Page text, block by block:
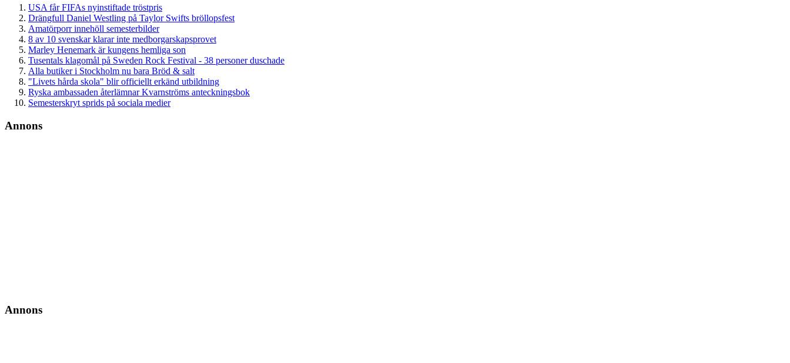
USA får FIFAs nyinstiftade tröstpris
Drängfull Daniel Westling på Taylor Swifts bröllopsfest
Amatörporr innehöll semesterbilder
8 av 10 svenskar klarar inte medborgarskapsprovet
Marley Henemark är kungens hemliga son
Tusentals klagomål på Sweden Rock Festival - 38 personer duschade
Alla butiker i Stockholm nu bara Bröd & salt
"Livets hårda skola" blir officiellt erkänd utbildning
Ryska ambassaden återlämnar Kvarnströms anteckningsbok
Semesterskryt sprids på sociala medier
Annons
Annons